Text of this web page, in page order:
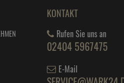
KONTAKT
Rufen Sie uns an
02404 5967475
E-Mail